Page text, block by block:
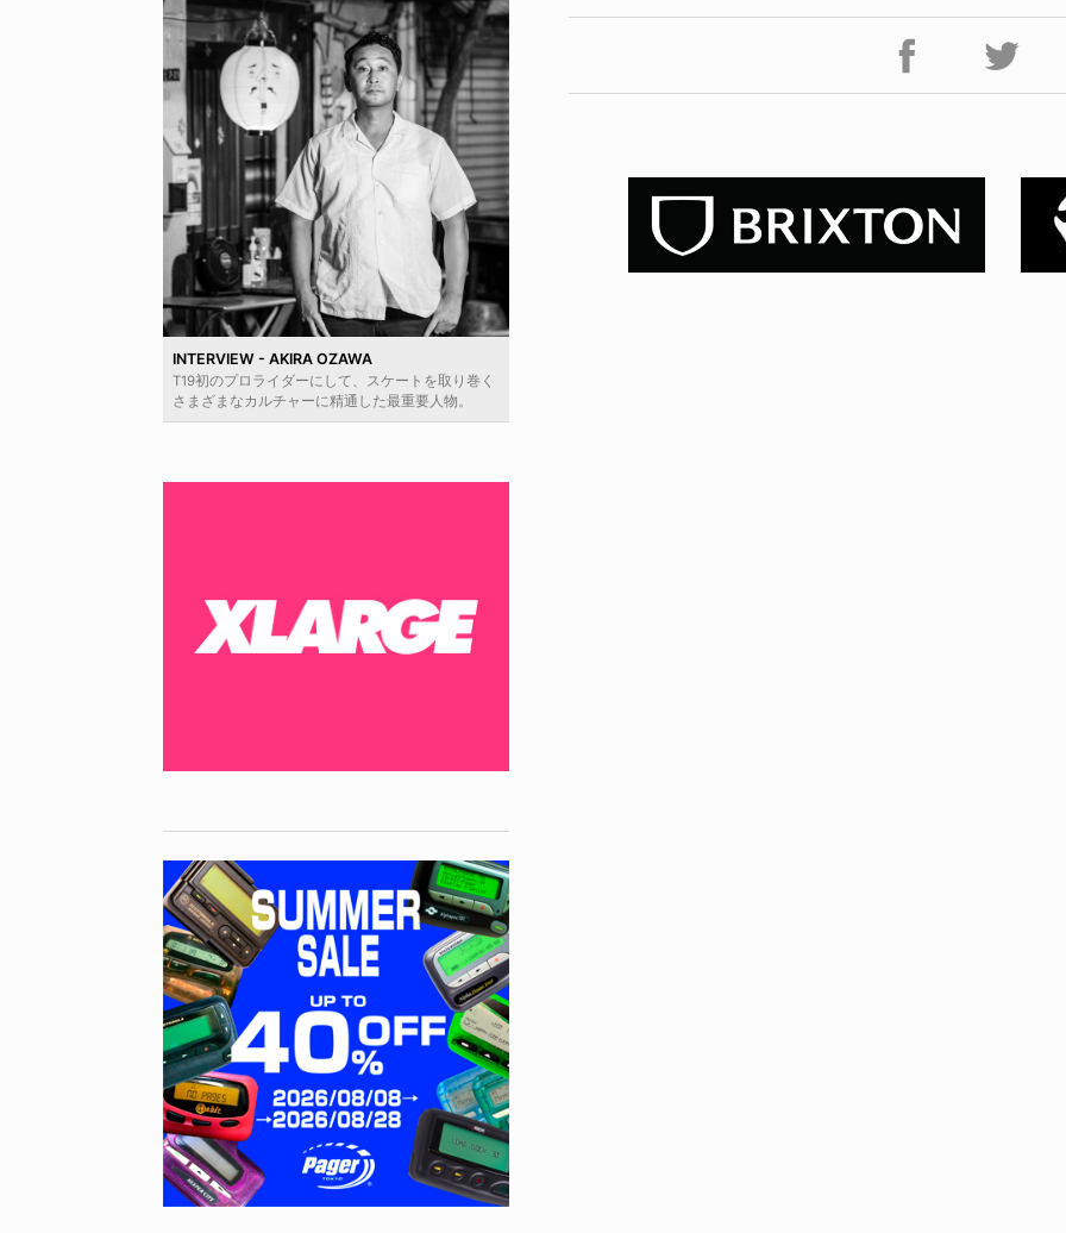
INTERVIEW - AKIRA OZAWA
T19初のプロライダーにして、スケートを取り巻く
さまざまなカルチャーに精通した最重要人物。